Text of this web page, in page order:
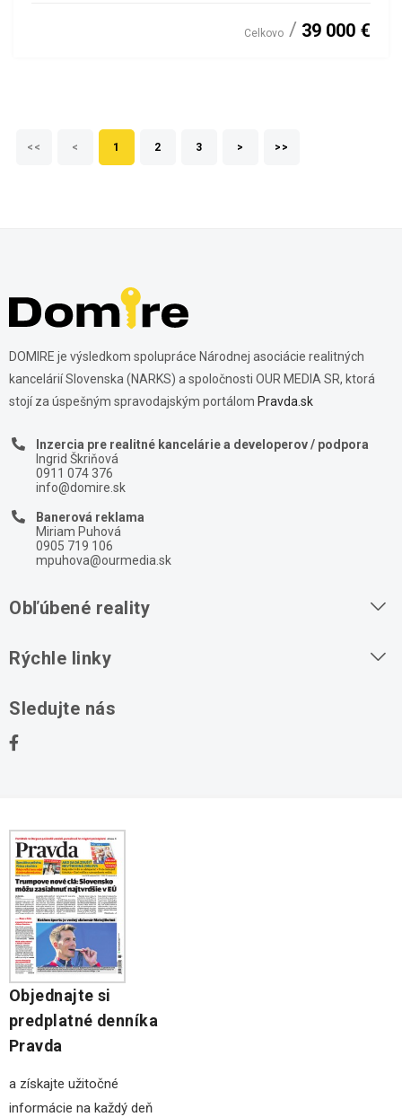
Celkovo 39 000 €
<< < 1 2 3 > >>
DOMIRE je výsledkom spolupráce Národnej asociácie realitných
kancelárií Slovenska (NARKS) a spoločnosti OUR MEDIA SR, ktorá
stojí za úspešným spravodajským portálom Pravda.sk
Inzercia pre realitné kancelárie a developerov / podpora
Ingrid Škriňová
0911 074 376
info@domire.sk
Banerová reklama
Miriam Puhová
0905 719 106
mpuhova@ourmedia.sk
Obľúbené reality
Domy na predaj
Stavebné pozemky
Rýchle linky
Sledujte nás
Objednajte si
predplatné denníka
Pravda
a získajte užitočné
informácie na každý deň